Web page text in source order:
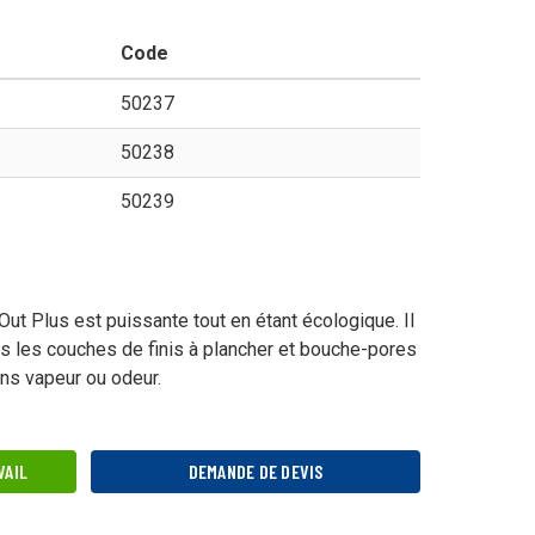
Code
50237
50238
50239
Plus est puissante tout en étant écologique. Il
les couches de finis à plancher et bouche-pores
vapeur ou odeur.
DEMANDE DE DEVIS